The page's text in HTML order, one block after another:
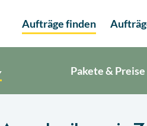
Aufträge finden
Pakete & Preise